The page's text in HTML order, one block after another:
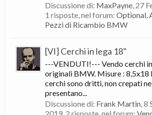
Discussione di: MaxPayne, 27
1 risposte, nel forum: Optional,
Pezzi di Ricambio BMW
[VI] Cerchi in lega 18"
---VENDUTI!--- Vendo cerchi
originali BMW. Misure : 8,5x18
cerchi sono dritti, non crepati
presentano...
Discussione di: Frank Martin,8